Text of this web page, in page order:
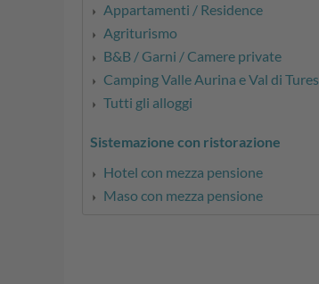
Appartamenti / Residence
Agriturismo
B&B / Garni / Camere private
Camping Valle Aurina e Val di Tures
Tutti gli alloggi
Sistemazione con ristorazione
Hotel con mezza pensione
Maso con mezza pensione